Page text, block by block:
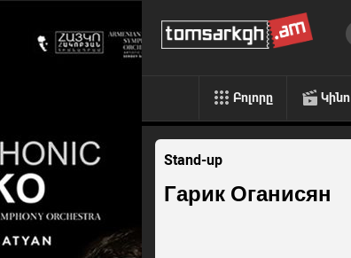
Բոլորը Կինո
Stand-up
Гарик Оганисян